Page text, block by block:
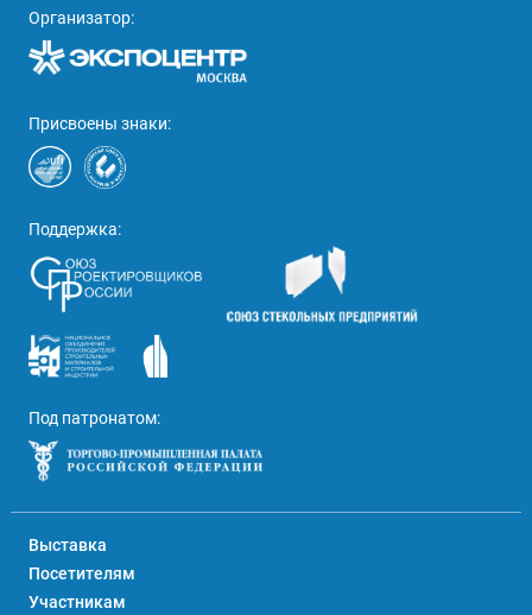
Организатор:
Присвоены знаки:
Поддержка:
Под патронатом:
Выставка
Посетителям
Участникам